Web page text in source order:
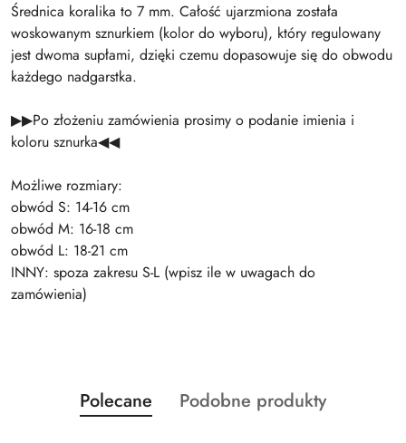
Średnica koralika to 7 mm. Całość ujarzmiona została
woskowanym sznurkiem (kolor do wyboru), który regulowany
jest dwoma supłami, dzięki czemu dopasowuje się do obwodu
każdego nadgarstka.
▶▶Po złożeniu zamówienia prosimy o podanie imienia i
koloru sznurka◀◀
Możliwe rozmiary:
obwód S: 14-16 cm
obwód M: 16-18 cm
obwód L: 18-21 cm
INNY: spoza zakresu S-L (wpisz ile w uwagach do
zamówienia)
Pomiń karuzelę produktów
Produkty
o
Polecane
Produkty
Podobne produkty